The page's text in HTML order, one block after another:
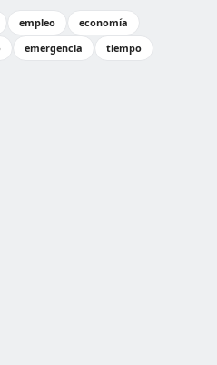
empleo
economía
emergencia
tiempo